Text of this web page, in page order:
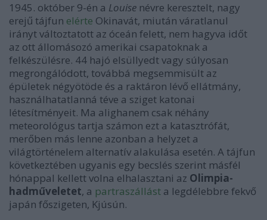
1945. október 9-én a Louise névre keresztelt, nagy
erejű tájfun elérte Okinavát, miután váratlanul
irányt változtatott az óceán felett, nem hagyva időt
az ott állomásozó amerikai csapatoknak a
felkészülésre. 44 hajó elsüllyedt vagy súlyosan
megrongálódott, továbbá megsemmisült az
épületek négyötöde és a raktáron lévő ellátmány,
használhatatlanná téve a sziget katonai
létesítményeit. Ma alighanem csak néhány
meteorológus tartja számon ezt a katasztrófát,
merőben más lenne azonban a helyzet a
világtörténelem alternatív alakulása esetén. A tájfun
következtében ugyanis egy becslés szerint másfél
hónappal kellett volna elhalasztani az Olimpia-
hadműveletet, a partraszállást a legdélebbre fekvő
japán főszigeten, Kjúsún.